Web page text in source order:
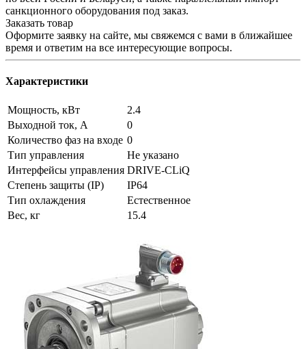
санкционного оборудования под заказ.
Заказать товар
Оформите заявку на сайте, мы свяжемся с вами в ближайшее
время и ответим на все интересующие вопросы.
Характеристики
Мощность, кВт
2.4
Выходной ток, А
0
Количество фаз на входе 0
Тип управления
Не указано
Интерфейсы управления DRIVE-CLiQ
Степень защиты (IP)
IP64
Тип охлаждения
Естественное
Вес, кг
15.4